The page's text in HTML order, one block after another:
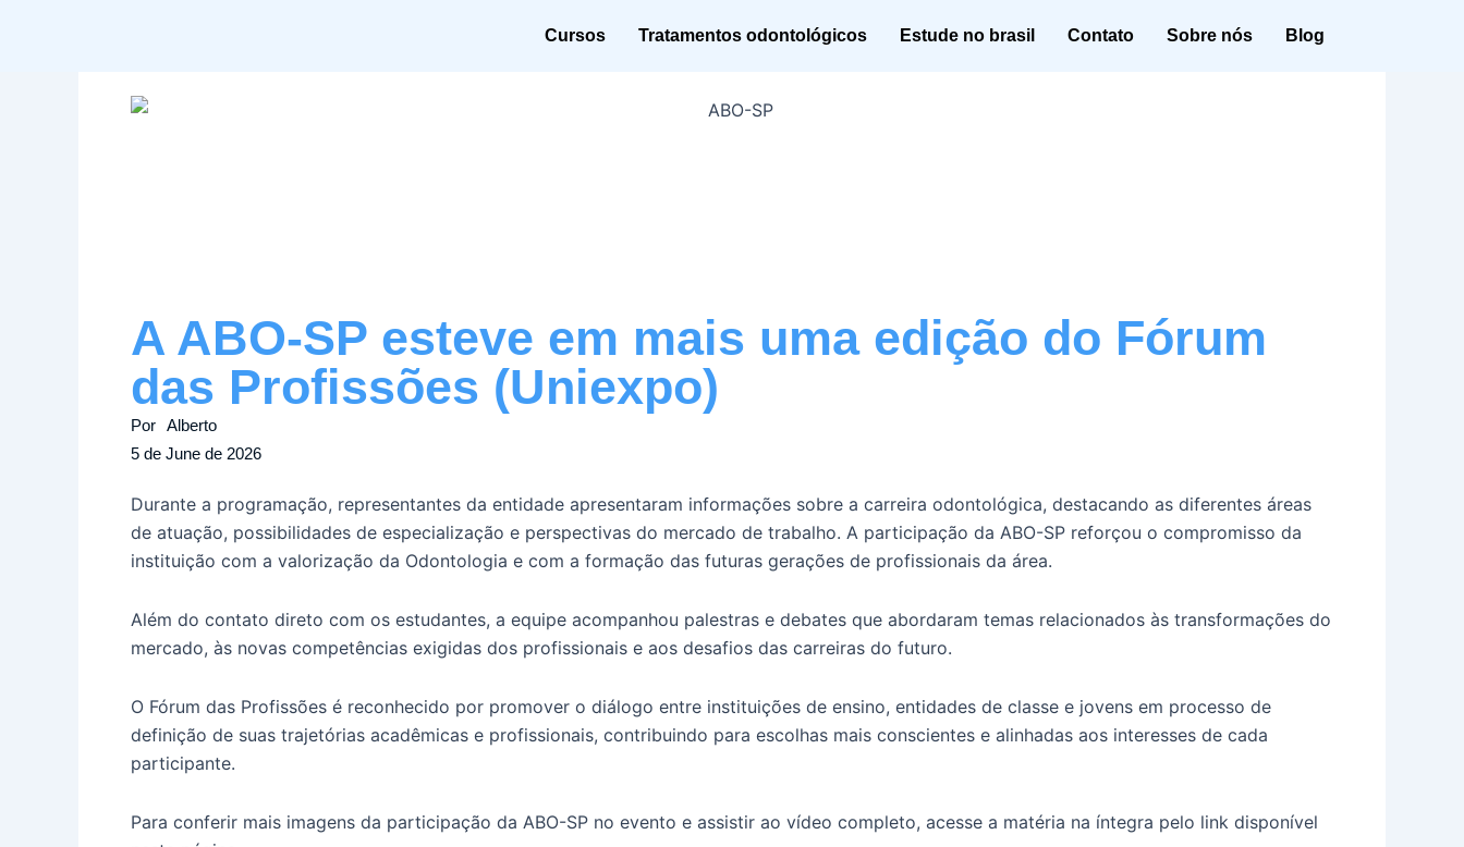
Cursos Tratamentos odontológicos Estude no brasil Contato Sobre nós Blog
A ABO-SP esteve em mais uma edição do Fórum
das Profissões (Uniexpo)
Por Alberto
5 de June de 2026
Durante a programação, representantes da entidade apresentaram informações sobre a carreira odontológica, destacando as diferentes áreas
de atuação, possibilidades de especialização e perspectivas do mercado de trabalho. A participação da ABO-SP reforçou o compromisso da
instituição com a valorização da Odontologia e com a formação das futuras gerações de profissionais da área.
Além do contato direto com os estudantes, a equipe acompanhou palestras e debates que abordaram temas relacionados às transformações do
mercado, às novas competências exigidas dos profissionais e aos desafios das carreiras do futuro.
O Fórum das Profissões é reconhecido por promover o diálogo entre instituições de ensino, entidades de classe e jovens em processo de
definição de suas trajetórias acadêmicas e profissionais, contribuindo para escolhas mais conscientes e alinhadas aos interesses de cada
participante.
Para conferir mais imagens da participação da ABO-SP no evento e assistir ao vídeo completo, acesse a matéria na íntegra pelo link disponível